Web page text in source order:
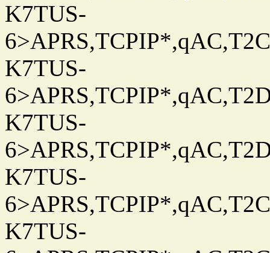
K7TUS-
K7TUS-
K7TUS-
K7TUS-
K7TUS-